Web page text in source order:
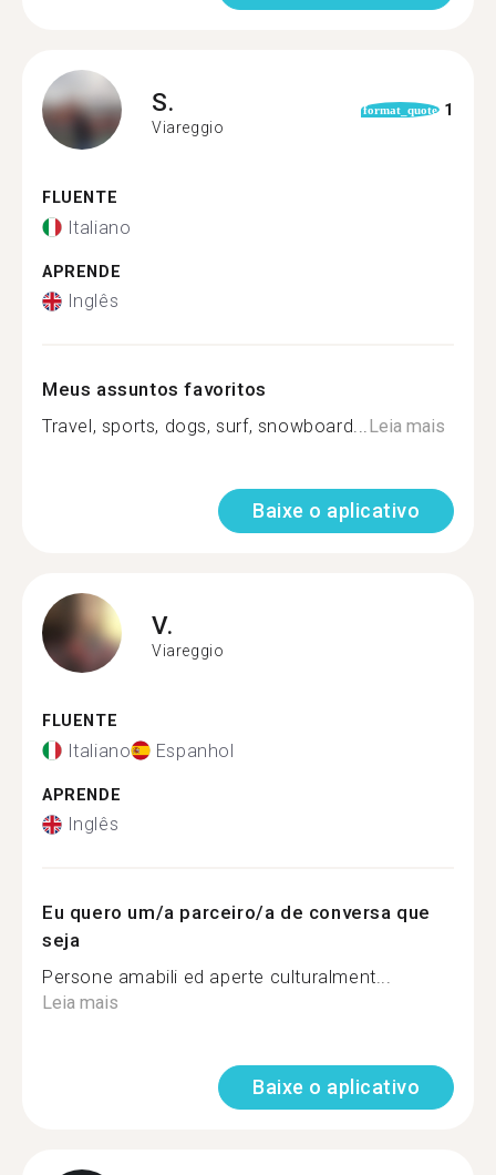
S.
Viareggio
format_quote 1
FLUENTE
Italiano
APRENDE
Inglês
Meus assuntos favoritos
Travel, sports, dogs, surf, snowboard...Leia mais
Baixe o aplicativo
V.
Viareggio
FLUENTE
Italiano Espanhol
APRENDE
Inglês
Eu quero um/a parceiro/a de conversa que
seja
Persone amabili ed aperte culturalment...
Leia mais
Baixe o aplicativo